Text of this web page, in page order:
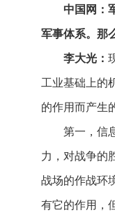
中国网：
军事体系。那
李大光：
工业基础上的
的作用而产生
第一，信
力，对战争的
战场的作战环
有它的作用，